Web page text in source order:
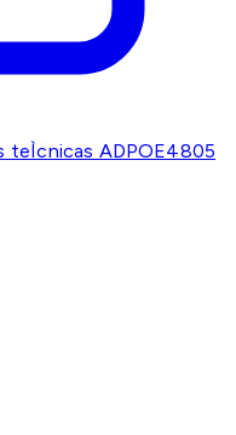
ADPOE4805